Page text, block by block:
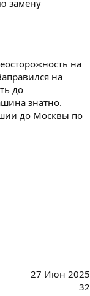
замену
на
на
до
знатно.
до Москвы по
27 Июн 2025
32